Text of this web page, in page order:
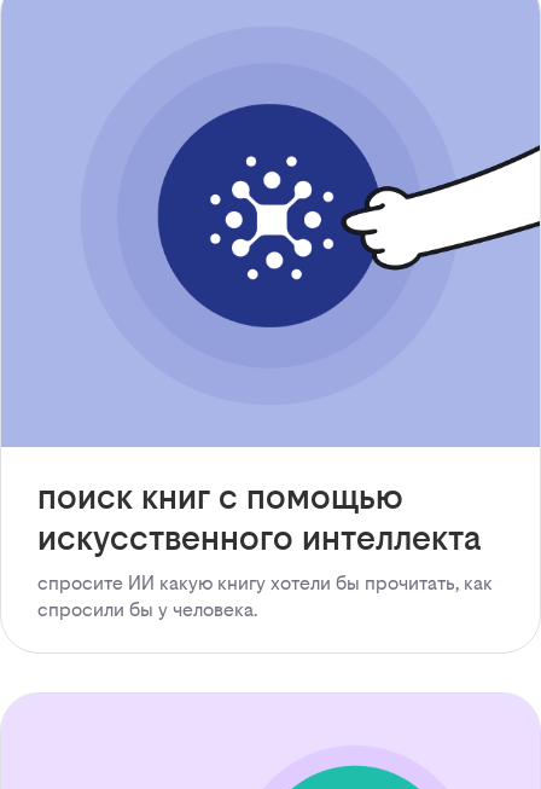
поиск книг с помощью
искусственного интеллекта
спросите ИИ какую книгу хотели бы прочитать, как
спросили бы у человека.